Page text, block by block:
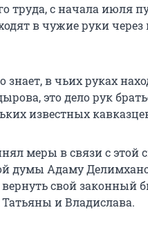
труда, с начала июля
в чужие руки
в чьих руках
это дело рук
известных
меры в связи с этой
думы Адаму
свой законный
Татьяны и Владислава.